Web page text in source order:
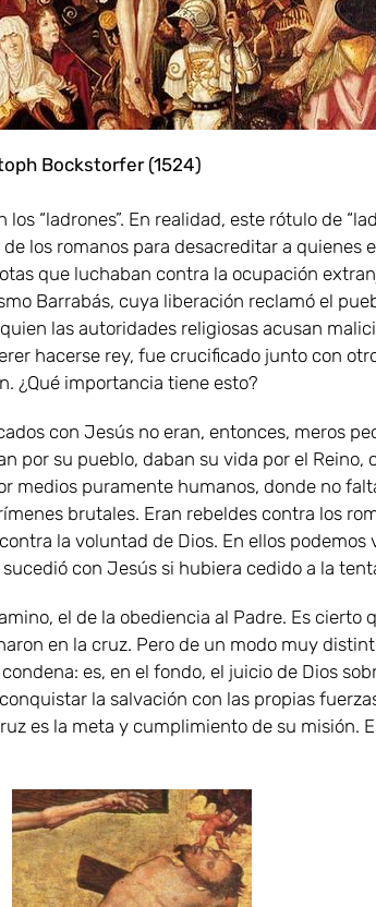
Bockstorfer (1524)
“ladrones”. En realidad, este rótulo de
los romanos para desacreditar a quienes
que luchaban contra la ocupación
Barrabás, cuya liberación reclamó el
las autoridades religiosas acusan
hacerse rey, fue crucificado junto con
¿Qué importancia tiene esto?
con Jesús no eran, entonces, meros
por su pueblo, daban su vida por el Reino,
medios puramente humanos, donde no
brutales. Eran rebeldes contra los
la voluntad de Dios. En ellos podemos
con Jesús si hubiera cedido a la
el de la obediencia al Padre. Es cierto
en la cruz. Pero de un modo muy
condena: es, en el fondo, el juicio de Dios
la salvación con las propias
es la meta y cumplimiento de su misión.